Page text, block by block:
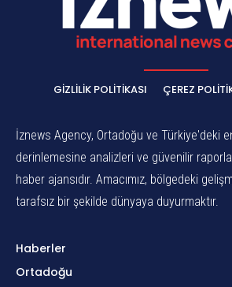
GIZLILIK POLITIKASI ÇEREZ
İznews Agency, Ortadoğu ve Türkiye'deki
derinlemesine analizleri ve güvenilir
haber ajansıdır. Amacımız, bölgedeki
tarafsız bir şekilde dünyaya duyurmaktır.
Haberler
Ortadoğu